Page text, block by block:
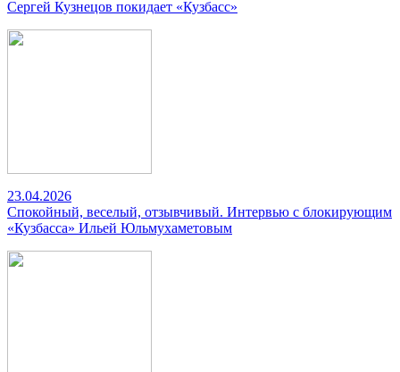
Сергей Кузнецов покидает «Кузбасс»
23.04.2026
Спокойный, веселый, отзывчивый. Интервью с блокирующим
«Кузбасса» Ильей Юльмухаметовым